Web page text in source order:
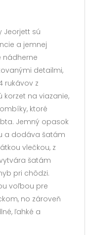
Jeorjett sú
a jemnej
nádherne
detailmi,
rukávov z
na viazanie,
ktoré
Jemný opasok
a dodáva šatám
vlečkou, z
šatám
pri chôdzi.
voľbou pre
no zároveň
ľahké a